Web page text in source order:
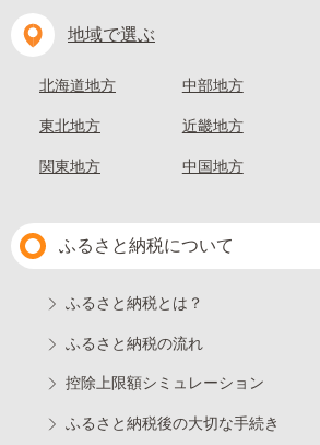
地域で選ぶ
北海道地方
東北地方
関東地方
中部地方
近畿地方
中国地方
ふるさと納税について
ふるさと納税とは？
ふるさと納税の流れ
控除上限額シミュレーション
ふるさと納税後の大切な手続き